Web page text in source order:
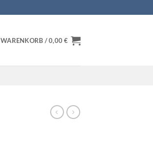
WARENKORB /0,00€